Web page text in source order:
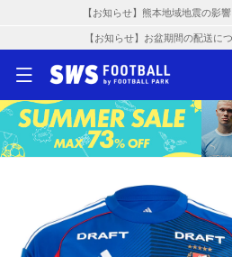
【お知らせ】熊本地域地震の影
【お知らせ】お盆期間の配送に